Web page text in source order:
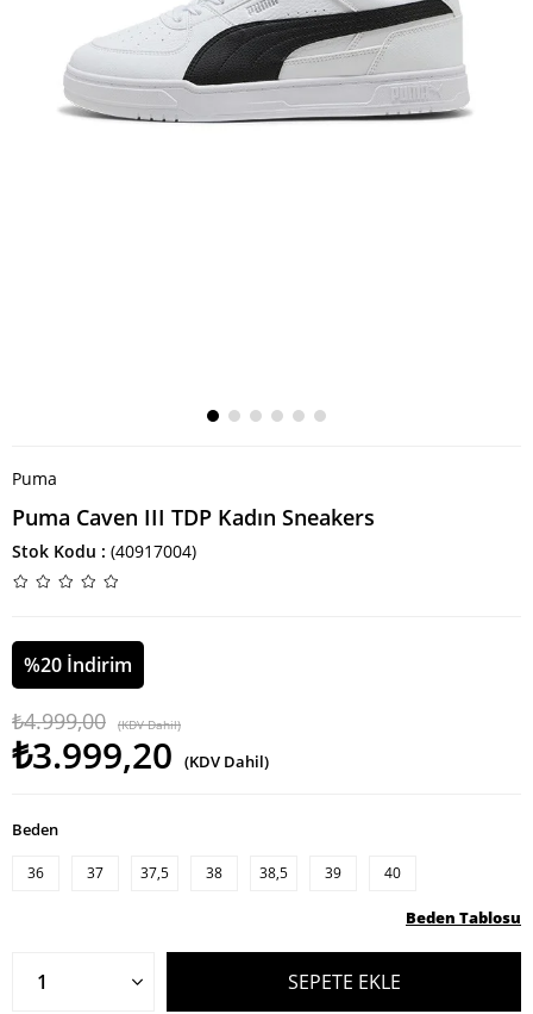
Puma
Puma Caven III TDP Kadın Sneakers
Stok Kodu (40917004)
%20 İndirim
₺4.999,00 (KDV Dahil)
₺3.999,20 (KDV Dahil)
Beden
36 37 37,5 38 38,5 39 40
Beden Tablosu